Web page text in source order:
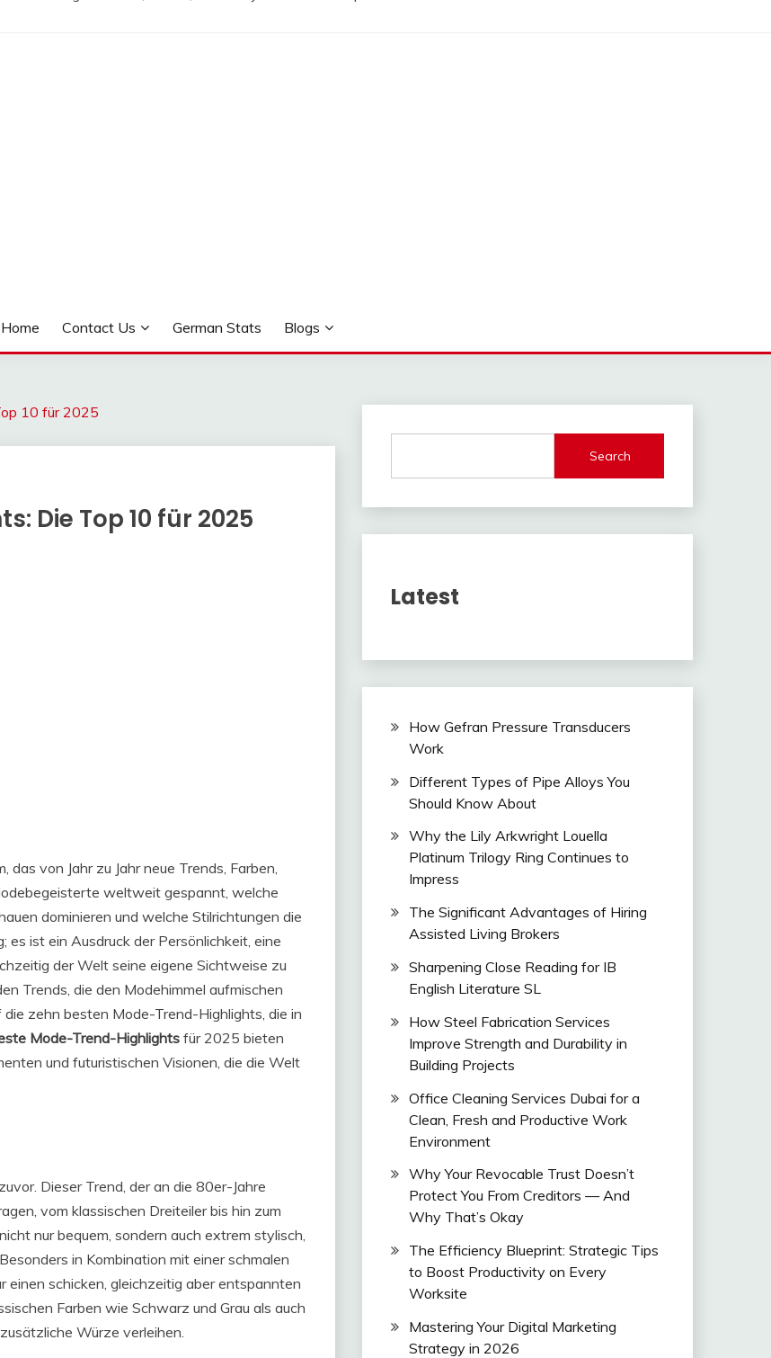
Home Contact Us German Stats Blogs
10 für 2025
Die Top 10 für 2025
von Jahr zu Jahr neue Trends, Farben,
weltweit gespannt, welche
dominieren und welche Stilrichtungen die
ist ein Ausdruck der Persönlichkeit, eine
der Welt seine eigene Sichtweise zu
Trends, die den Modehimmel aufmischen
zehn besten Mode-Trend-Highlights, die in
Mode-Trend-Highlights für 2025 bieten
und futuristischen Visionen, die die Welt
Dieser Trend, der an die 80er-Jahre
vom klassischen Dreiteiler bis hin zum
nur bequem, sondern auch extrem stylisch,
in Kombination mit einer schmalen
einen schicken, gleichzeitig aber entspannten
Farben wie Schwarz und Grau als auch
Würze verleihen.
Search
Latest
How Gefran Pressure Transducers
Work
Different Types of Pipe Alloys You
Should Know About
Why the Lily Arkwright Louella
Platinum Trilogy Ring Continues to
Impress
The Significant Advantages of Hiring
Assisted Living Brokers
Sharpening Close Reading for IB
English Literature SL
How Steel Fabrication Services
Improve Strength and Durability in
Building Projects
Office Cleaning Services Dubai for a
Clean, Fresh and Productive Work
Environment
Why Your Revocable Trust Doesn’t
Protect You From Creditors — And
Why That’s Okay
The Efficiency Blueprint: Strategic Tips
to Boost Productivity on Every
Worksite
Mastering Your Digital Marketing
Strategy in 2026